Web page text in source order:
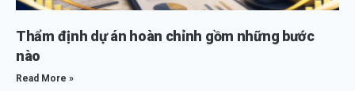
Thẩm định dự án hoàn chỉnh gồm những bước
nào
Read More »